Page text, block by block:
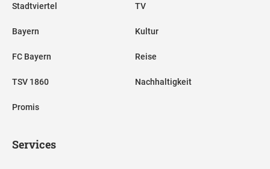
Stadtviertel
Bayern
FC Bayern
TSV 1860
Promis
TV
Kultur
Reise
Nachhaltigkeit
Services